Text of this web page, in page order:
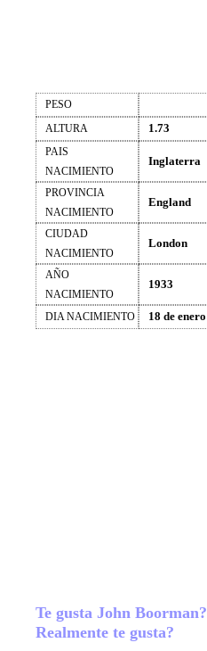
PESO
ALTURA
1.73
PAIS
NACIMIENTO
Inglaterra
PROVINCIA
NACIMIENTO
England
CIUDAD
NACIMIENTO
London
AÑO
NACIMIENTO
1933
DIA NACIMIENTO 18 de enero
Te gusta John Boorman?
Realmente te gusta?